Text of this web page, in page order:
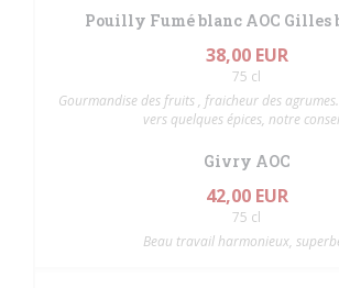
Pouilly Fumé blanc AOC Gilles
38,00 EUR
75 cl
Gourmandise des fruits , fraicheur des
vers quelques épices, notre
Givry AOC
42,00 EUR
75 cl
Beau travail harmonieux,